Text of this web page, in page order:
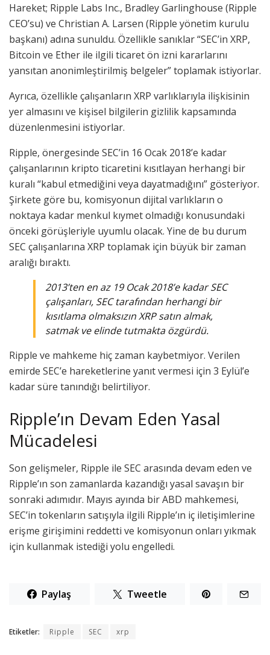
Hareket; Ripple Labs Inc., Bradley Garlinghouse (Ripple
CEO’su) ve Christian A. Larsen (Ripple yönetim kurulu
başkanı) adına sunuldu. Özellikle sanıklar “SEC’in XRP,
Bitcoin ve Ether ile ilgili ticaret ön izni kararlarını
yansıtan anonimleştirilmiş belgeler” toplamak istiyorlar.
Ayrıca, özellikle çalışanların XRP varlıklarıyla ilişkisinin
yer almasını ve kişisel bilgilerin gizlilik kapsamında
düzenlenmesini istiyorlar.
Ripple, önergesinde SEC’in 16 Ocak 2018’e kadar
çalışanlarının kripto ticaretini kısıtlayan herhangi bir
kuralı “kabul etmediğini veya dayatmadığını” gösteriyor.
Şirkete göre bu, komisyonun dijital varlıkların o
noktaya kadar menkul kıymet olmadığı konusundaki
önceki görüşleriyle uyumlu olacak. Yine de bu durum
SEC çalışanlarına XRP toplamak için büyük bir zaman
aralığı bıraktı.
2013’ten en az 19 Ocak 2018’e kadar SEC
çalışanları, SEC tarafından herhangi bir
kısıtlama olmaksızın XRP satın almak,
satmak ve elinde tutmakta özgürdü.
Ripple ve mahkeme hiç zaman kaybetmiyor. Verilen
emirde SEC’e hareketlerine yanıt vermesi için 3 Eylül’e
kadar süre tanındığı belirtiliyor.
Ripple’ın Devam Eden Yasal
Mücadelesi
Son gelişmeler, Ripple ile SEC arasında devam eden ve
Ripple’ın son zamanlarda kazandığı yasal savaşın bir
sonraki adımıdır. Mayıs ayında bir ABD mahkemesi,
SEC’in tokenların satışıyla ilgili Ripple’ın iç iletişimlerine
erişme girişimini reddetti ve komisyonun onları yıkmak
için kullanmak istediği yolu engelledi.
Paylaş Tweetle
Etiketler: Ripple SEC xrp